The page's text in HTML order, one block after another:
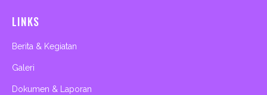
LINKS
Berita & Kegiatan
Galeri
Dokumen & Laporan